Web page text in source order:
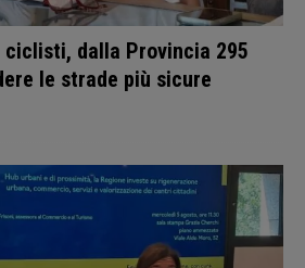
ciclisti, dalla Provincia 295
le strade più sicure